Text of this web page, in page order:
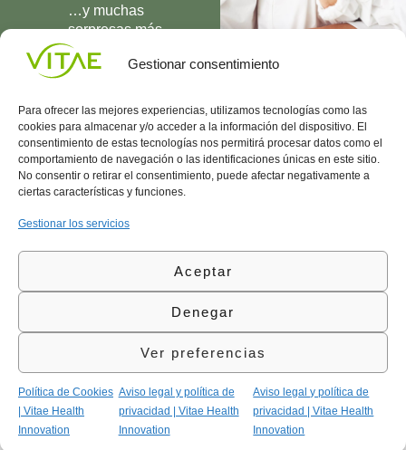
Gestionar consentimiento
Para ofrecer las mejores experiencias, utilizamos tecnologías como las
cookies para almacenar y/o acceder a la información del dispositivo. El
consentimiento de estas tecnologías nos permitirá procesar datos como el
comportamiento de navegación o las identificaciones únicas en este sitio.
No consentir o retirar el consentimiento, puede afectar negativamente a
ciertas características y funciones.
Gestionar los servicios
Aceptar
Denegar
Ver preferencias
Política de Cookies
| Vitae Health
Innovation
Aviso legal y política de
privacidad | Vitae Health
Innovation
Aviso legal y política de
privacidad | Vitae Health
Innovation
…y muchas
sorpresas más
UNIRME
Conocenos
Vitae
l
Área
Política
de
Política
Calidad
(+34)
935
©Vitae Health Innovation S.L. Todos los derechos